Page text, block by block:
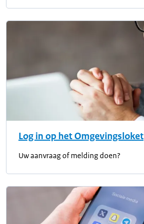
Log in op het Omgevingsloket
Uw aanvraag of melding doen?